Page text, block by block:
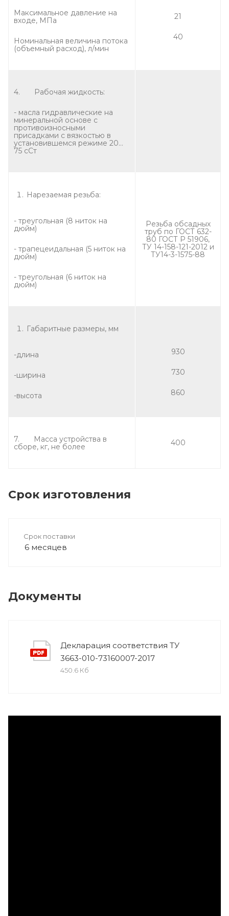
Максимальное давление на
входе, МПа
Номинальная величина потока
(объемный расход), л/мин
21
40
4. Рабочая жидкость:
- масла гидравлические на
минеральной основе с
противоизносными
присадками с вязкостью в
установившемся режиме 20…
75 сСт
Нарезаемая резьба:
- треугольная (8 ниток на
дюйм)
- трапецеидальная (5 ниток на
дюйм)
- треугольная (6 ниток на
дюйм)
Резьба обсадных
труб по ГОСТ 632-
80 ГОСТ Р 51906,
ТУ 14-158-121-2012 и
ТУ14-3-1575-88
Габаритные размеры, мм
-длина
-ширина
-высота
930
730
860
7. Масса устройства в
сборе, кг, не более
400
Срок изготовления
Срок поставки
6 месяцев
Документы
Декларация соответствия ТУ
3663-010-73160007-2017
450.6 Кб